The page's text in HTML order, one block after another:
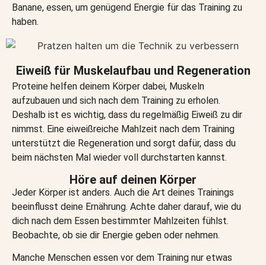
Banane, essen, um genügend Energie für das Training zu
haben.
Eiweiß für Muskelaufbau und Regeneration
Proteine helfen deinem Körper dabei, Muskeln
aufzubauen und sich nach dem Training zu erholen.
Deshalb ist es wichtig, dass du regelmäßig Eiweiß zu dir
nimmst. Eine eiweißreiche Mahlzeit nach dem Training
unterstützt die Regeneration und sorgt dafür, dass du
beim nächsten Mal wieder voll durchstarten kannst.
Höre auf deinen Körper
Jeder Körper ist anders. Auch die Art deines Trainings
beeinflusst deine Ernährung. Achte daher darauf, wie du
dich nach dem Essen bestimmter Mahlzeiten fühlst.
Beobachte, ob sie dir Energie geben oder nehmen.
Manche Menschen essen vor dem Training nur etwas